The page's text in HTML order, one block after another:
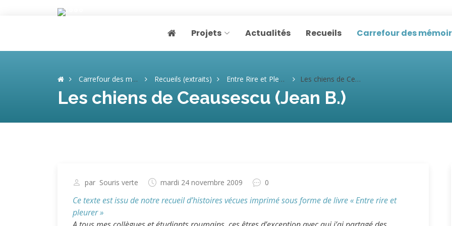
Page home
Projets Actualités Recueils Carrefour des
Carrefour des mémoires Recueils (extraits) Entre Rire et Pleurer Les chiens de Ceausescu (Jean B.)
Les chiens de Ceausescu (Jean B.)
par Souris verte mardi 24 novembre 2009 0
Ce texte est issu de notre recueil d’histoires vécues imprimé sous forme de livre « Entre rire et
pleurer »